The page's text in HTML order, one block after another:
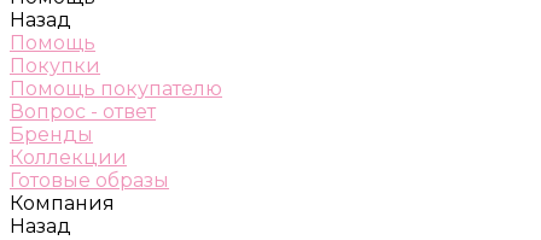
Назад
Помощь
Покупки
Помощь покупателю
Вопрос - ответ
Бренды
Коллекции
Готовые образы
Компания
Назад